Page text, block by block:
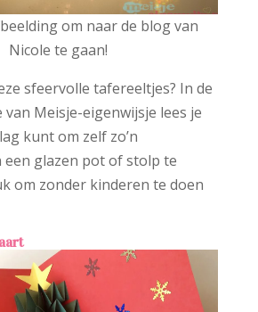
om naar de blog van
Nicole te gaan!
sfeervolle tafereeltjes? In de
van Meisje-eigenwijsje lees je
kunt om zelf zo’n
glazen pot of stolp te
om zonder kinderen te doen